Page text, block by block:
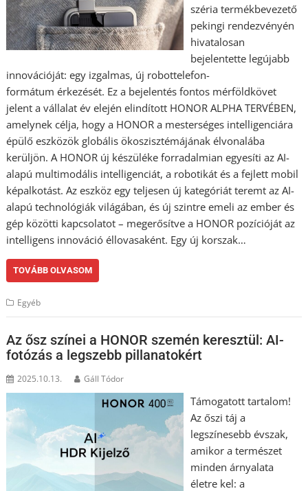
széria termékbevezető
pekingi rendezvényén
hivatalosan
bejelentette legújabb
innovációját: egy izgalmas, új robottelefon-
formátum érkezését. Ez a bejelentés fontos mérföldkövet
jelent a vállalat év elején elindított HONOR ALPHA TERVÉBEN,
amelynek célja, hogy a HONOR a mesterséges intelligenciára
épülő eszközök globális ökoszisztémájának élvonalába
kerüljön. A HONOR új készüléke forradalmian egyesíti az AI-
alapú multimodális intelligenciát, a robotikát és a fejlett mobil
képalkotást. Az eszköz egy teljesen új kategóriát teremt az AI-
alapú technológiák világában, és új szintre emeli az ember és
gép közötti kapcsolatot – megerősítve a HONOR pozícióját az
intelligens innováció éllovasaként. Egy új korszak…
TOVÁBB OLVASOM
Egyéb
Az ősz színei a HONOR szemén keresztül: AI-
fotózás a legszebb pillanatokért
2025.10.13. Gáll Tódor
Támogatott tartalom!
Az őszi táj a
legszínesebb évszak,
amikor a természet
minden árnyalata
életre kel: a